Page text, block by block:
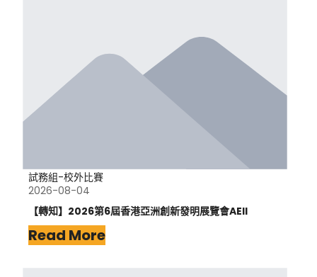
試務組-校外比賽
2026-08-04
【轉知】2026第6屆香港亞洲創新發明展覽會AEII
Read More